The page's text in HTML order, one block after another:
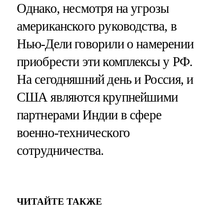
Однако, несмотря на угрозы
американского руководства, в
Нью-Дели говорили о намерении
приобрести эти комплексы у РФ.
На сегодняшний день и Россия, и
США являются крупнейшими
партнерами Индии в сфере
военно-технического
сотрудничества.
ЧИТАЙТЕ ТАКЖЕ